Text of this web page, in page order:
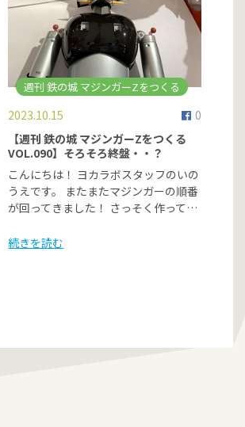
週刊 鉄の城 マジンガーZをつくる
0
2023.10.15
【週刊 鉄の城 マジンガーZをつくる
VOL.090】そろそろ終盤・・？
こんにちは！ ヨカラボスタッフのいの
うえです。 またまたマジンガーの順番
が回ってきました！ さっそく作って…
続きを読む